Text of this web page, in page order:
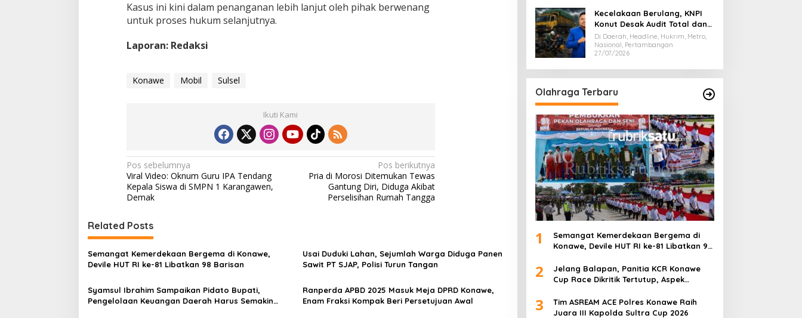
Kasus ini kini dalam penanganan lebih lanjut oleh pihak berwenang
untuk proses hukum selanjutnya.
Laporan: Redaksi
Konawe Mobil Sulsel
Ikuti Kami
N
a
v
i
g
a
s
i
p
Pos sebelumnya
Viral Video: Oknum Guru IPA Tendang
Kepala Siswa di SMPN 1 Karangawen,
Demak
Pos berikutnya
Pria di Morosi Ditemukan Tewas
Gantung Diri, Diduga Akibat
Perselisihan Rumah Tangga
Related Posts
Semangat Kemerdekaan Bergema di Konawe,
Devile HUT RI ke-81 Libatkan 98 Barisan
Usai Duduki Lahan, Sejumlah Warga Diduga Panen
Sawit PT SJAP, Polisi Turun Tangan
Syamsul Ibrahim Sampaikan Pidato Bupati,
Pengelolaan Keuangan Daerah Harus Semakin
Ranperda APBD 2025 Masuk Meja DPRD Konawe,
Enam Fraksi Kompak Beri Persetujuan Awal
Kecelakaan Berulang, KNPI
Konut Desak Audit Total dan
Hentikan Hauling PT SPL
Di Daerah, Headline, Hukrim, Metro,
Nasional, Pertambangan
27/07/2026
Olahraga Terbaru
1
Semangat Kemerdekaan Bergema di
Konawe, Devile HUT RI ke-81 Libatkan 98
2
Jelang Balapan, Panitia KCR Konawe
Cup Race Dikritik Tertutup, Aspek
3
Tim ASREAM ACE Polres Konawe Raih
Juara III Kapolda Sultra Cup 2026